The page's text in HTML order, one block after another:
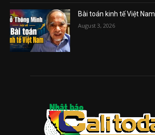
Bài toán kinh tế Việt Nam
August 3, 2026